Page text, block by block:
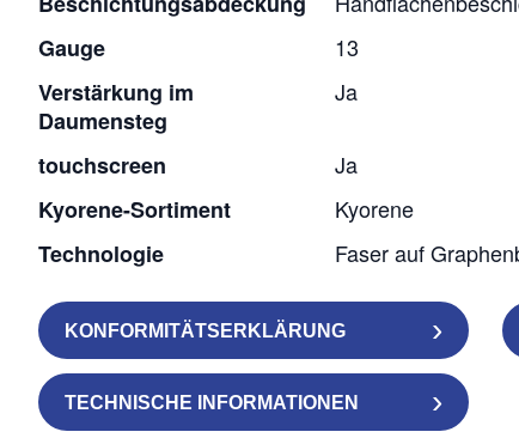
Gauge
13
Verstärkung im
Daumensteg
Ja
touchscreen
Ja
Kyorene-Sortiment
Kyorene
Technologie
Faser auf
KONFORMITÄTSERKLÄRUNG
TECHNISCHE INFORMATIONEN